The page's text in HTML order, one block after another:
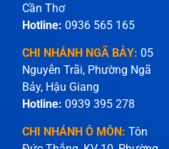
Cần Thơ
Hotline: 0936 565 165
CHI NHÁNH NGÃ BẢY: 05
Nguyễn Trãi, Phường Ngã
Bảy, Hậu Giang
Hotline: 0939 395 278
CHI NHÁNH Ô MÔN: Tôn